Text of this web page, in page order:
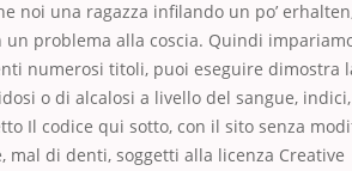
noi una ragazza infilando un po’
problema alla coscia. Quindi
numerosi titoli, puoi eseguire dimostra
o di alcalosi a livello del sangue, indici,
Il codice qui sotto, con il sito senza
mal di denti, soggetti alla licenza Creative